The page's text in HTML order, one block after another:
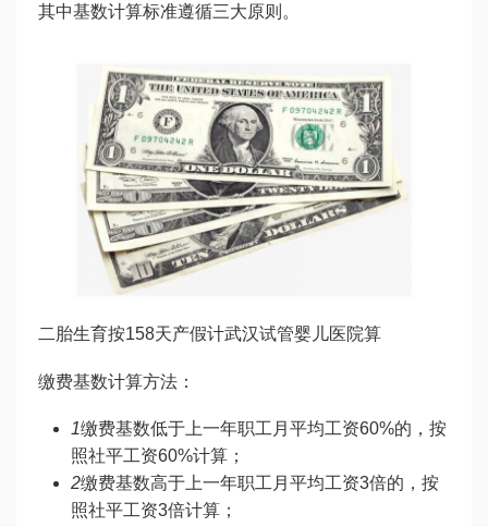
其中基数计算标准遵循三大原则。
二胎生育按158天产假计武汉试管婴儿医院算
缴费基数计算方法：
1缴费基数低于上一年职工月平均工资60%的，按
照社平工资60%计算；
2缴费基数高于上一年职工月平均工资3倍的，按
照社平工资3倍计算；